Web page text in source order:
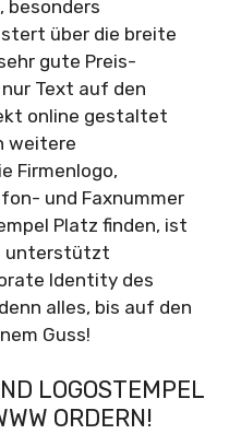
besonders
über die breite
gute Preis-
Text auf den
online gestaltet
weitere
Firmenlogo,
und Faxnummer
Platz finden, ist
unterstützt
Identity des
alles, bis auf den
Guss!
LOGOSTEMPEL
ORDERN!